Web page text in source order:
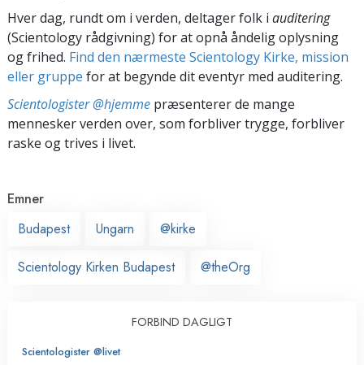
Hver dag, rundt om i verden, deltager folk i auditering
(Scientology rådgivning) for at opnå åndelig oplysning
og frihed. Find den nærmeste Scientology Kirke, mission
eller gruppe for at begynde dit eventyr med auditering.
Scientologister @hjemme præsenterer de mange
mennesker verden over, som forbliver trygge, forbliver
raske og trives i livet.
Emner
Budapest
Ungarn @kirke
Scientology Kirken Budapest @theOrg
FORBIND DAGLIGT
Scientologister @livet